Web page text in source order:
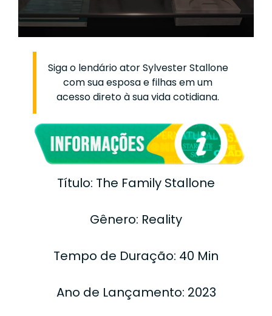
Siga o lendário ator Sylvester Stallone
com sua esposa e filhas em um
acesso direto à sua vida cotidiana.
Título: The Family Stallone
Gênero: Reality
Tempo de Duração: 40 Min
Ano de Lançamento: 2023